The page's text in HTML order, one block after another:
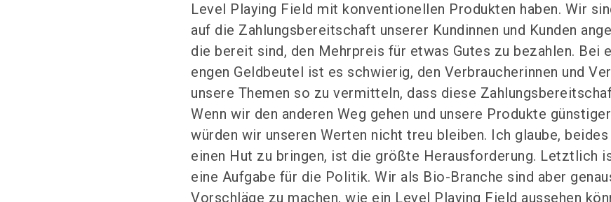
Level Playing Field mit konventionellen Produkten haben. Wir
auf die Zahlungsbereitschaft unserer Kundinnen und Kunden
die bereit sind, den Mehrpreis für etwas Gutes zu bezahlen. Bei
engen Geldbeutel ist es schwierig, den Verbraucherinnen und
unsere Themen so zu vermitteln, dass diese
Wenn wir den anderen Weg gehen und unsere Produkte
würden wir unseren Werten nicht treu bleiben. Ich glaube,
einen Hut zu bringen, ist die größte Herausforderung. Letztlich
eine Aufgabe für die Politik. Wir als Bio-Branche sind aber
Vorschläge zu machen, wie ein Level Playing Field aussehen